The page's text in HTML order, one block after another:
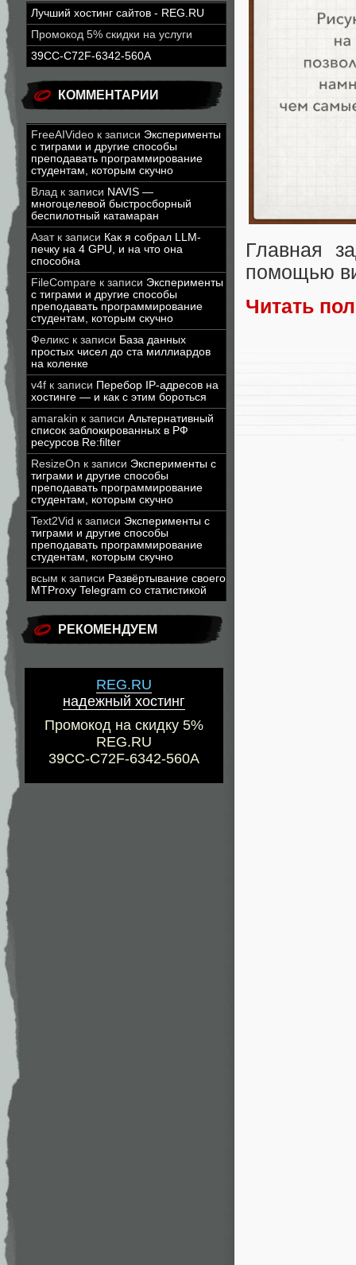
Лучший хостинг сайтов - REG.RU
Промокод 5% скидки на услуги
39CC-C72F-6342-560A
КОММЕНТАРИИ
FreeAIVideo к записи Эксперименты
с тиграми и другие способы
преподавать программирование
студентам, которым скучно
Влад к записи NAVIS —
многоцелевой быстросборный
беспилотный катамаран
Азатк записи Как я собрал LLM-
печку на 4 GPU, и на что она
способна
FileCompare к записи Эксперименты
с тиграми и другие способы
преподавать программирование
студентам, которым скучно
Феликс к записи База данных
простых чисел до ста миллиардов
на коленке
v4f к записи Перебор IP-адресов на
хостинге — и как с этим бороться
amarakin к записи Альтернативный
список заблокированных в РФ
ресурсов Re:filter
ResizeOn к записи Эксперименты с
тиграми и другие способы
преподавать программирование
студентам, которым скучно
Text2Vid к записи Эксперименты с
тиграми и другие способы
преподавать программирование
студентам, которым скучно
всым к записи Развёртывание своего
MTProxy Telegram со статистикой
РЕКОМЕНДУЕМ
REG.RU
надежный хостинг
Промокод на скидку 5%
REG.RU
39CC-C72F-6342-560A
Главная
помощью
Читать